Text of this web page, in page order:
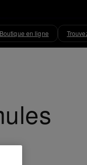
Boutique en ligne